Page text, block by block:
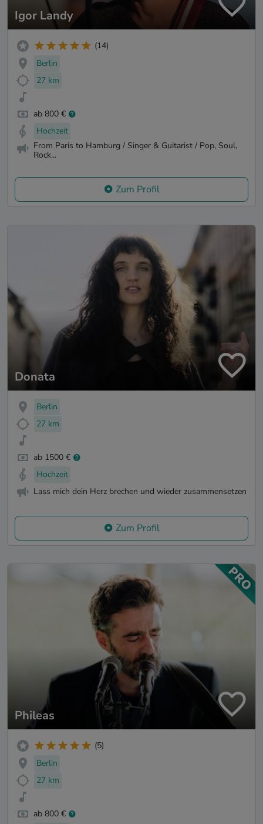
Igor Landy
(14)
Berlin
27 km
ab 800 €
Hochzeit
From Paris to Hamburg / Singer & Guitarist / Pop, Soul,
Rock...
Zum Profil
Donata
Berlin
27 km
ab 1500 €
Hochzeit
Lass mich dein Herz brechen und wieder zusammensetzen
Zum Profil
Phileas
(5)
Berlin
27 km
ab 800 €